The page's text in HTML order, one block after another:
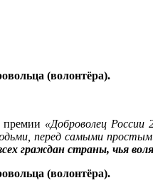
(волонтёра).
премии «Доброволец России
перед самыми
граждан страны, чья
(волонтёра).